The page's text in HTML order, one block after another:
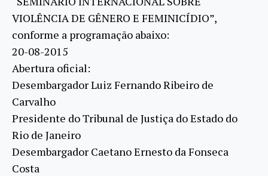
VIOLÊNCIA DE GÊNERO E FEMINICÍDIO”,
conforme a programação abaixo:
20-08-2015
Abertura oficial:
Desembargador Luiz Fernando Ribeiro de
Carvalho
Presidente do Tribunal de Justiça do Estado do
Rio de Janeiro
Desembargador Caetano Ernesto da Fonseca
Costa